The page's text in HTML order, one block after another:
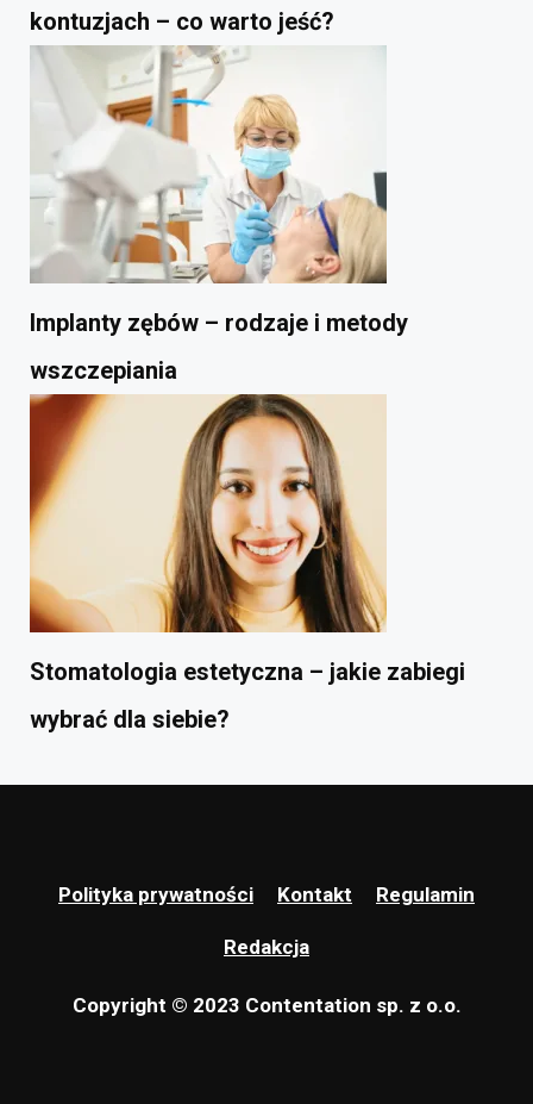
kontuzjach – co warto jeść?
Implanty zębów – rodzaje i metody
wszczepiania
Stomatologia estetyczna – jakie zabiegi
wybrać dla siebie?
Polityka prywatności Kontakt Regulamin
Redakcja
Copyright © 2023 Contentation sp. z o.o.